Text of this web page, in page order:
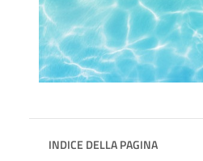
INDICE DELLA PAGINA